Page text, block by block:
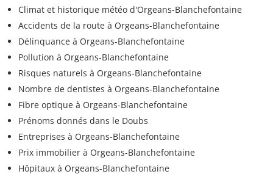
Climat et historique météo d'Orgeans-Blanchefontaine
Accidents de la route à Orgeans-Blanchefontaine
Délinquance à Orgeans-Blanchefontaine
Pollution à Orgeans-Blanchefontaine
Risques naturels à Orgeans-Blanchefontaine
Nombre de dentistes à Orgeans-Blanchefontaine
Fibre optique à Orgeans-Blanchefontaine
Prénoms donnés dans le Doubs
Entreprises à Orgeans-Blanchefontaine
Prix immobilier à Orgeans-Blanchefontaine
Hôpitaux à Orgeans-Blanchefontaine